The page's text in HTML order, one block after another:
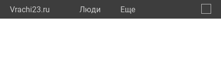
Vrachi23.ru Люди Eще